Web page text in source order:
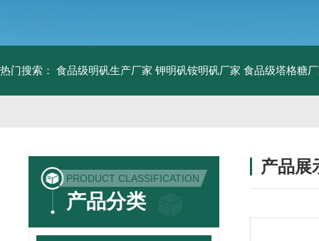
热门搜索： 食品级明矾生产厂家 钾明矾铵明矾厂家 食品级塔格糖
PRODUCT CLASSIFICATION
产品分类
产品展